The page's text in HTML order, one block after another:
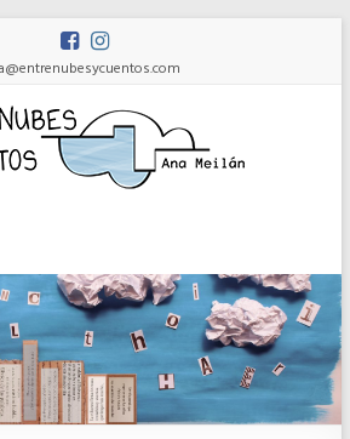
Ana
Meilán